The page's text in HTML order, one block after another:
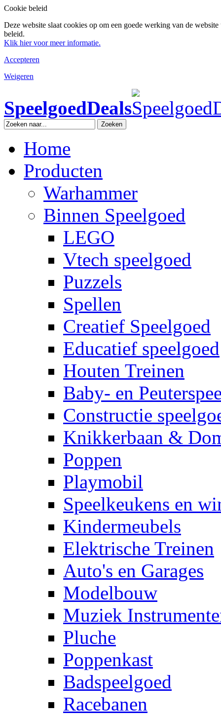
Cookie beleid
Deze website slaat cookies op om een goede werking van de
beleid.
Klik hier voor meer informatie.
Accepteren
Weigeren
SpeelgoedDeals
Zoeken
Home
Producten
Warhammer
Binnen Speelgoed
LEGO
Vtech speelgoed
Puzzels
Spellen
Creatief Speelgoed
Educatief speelgoed
Houten Treinen
Baby- en
Constructie
Knikkerbaan &
Poppen
Playmobil
Speelkeukens en
Kindermeubels
Elektrische Treinen
Auto's en Garages
Modelbouw
Muziek
Pluche
Poppenkast
Badspeelgoed
Racebanen